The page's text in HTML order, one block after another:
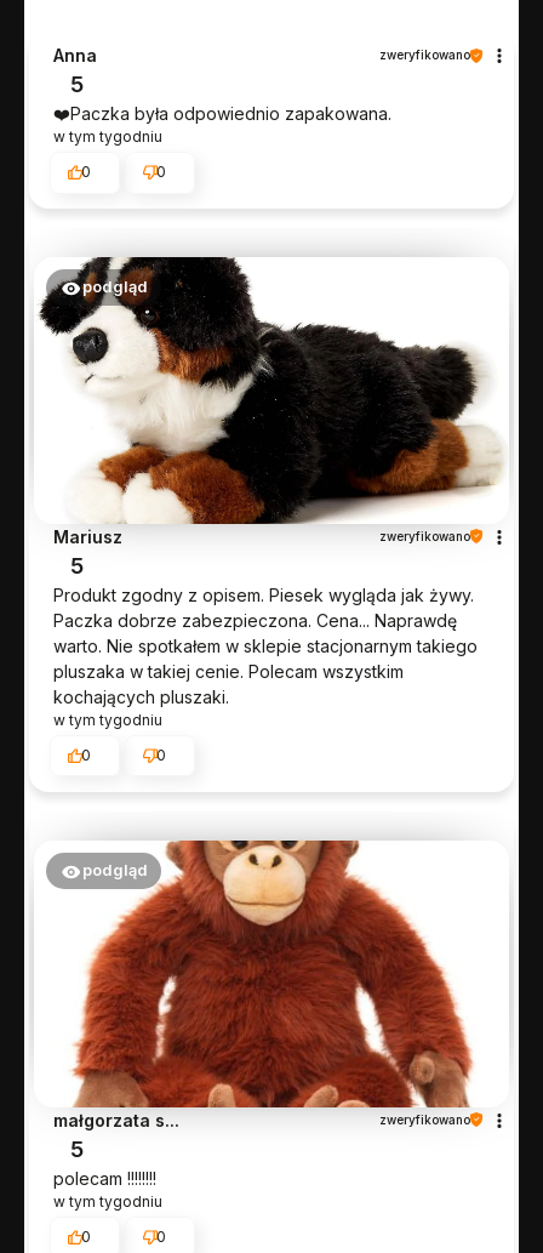
Anna zweryfikowano
5
❤️Paczka była odpowiednio zapakowana.
w tym tygodniu
0
0
podgląd
Mariusz zweryfikowano
5
Produkt zgodny z opisem. Piesek wygląda jak żywy.
Paczka dobrze zabezpieczona. Cena... Naprawdę
warto. Nie spotkałem w sklepie stacjonarnym takiego
pluszaka w takiej cenie. Polecam wszystkim
kochających pluszaki.
w tym tygodniu
0
0
podgląd
małgorzata s... zweryfikowano
5
polecam !!!!!!!!
w tym tygodniu
0
0